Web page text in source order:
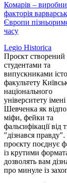
Комарів –
факторія
Європи
часу
Legio Historica
Проєкт створений
студентами та
випускниками
факультету
національного
університету
Шевченка як
міфи, фейки та
фальсифікації від
"дізнався
проєкту поєднує
із крутими
дозволять вам
про минуле із